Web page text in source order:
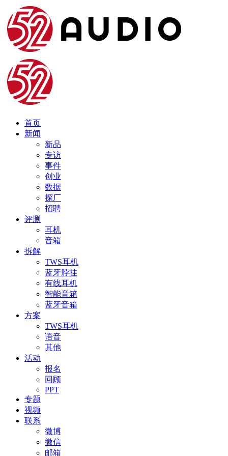
首页
新闻
新品
专访
事件
创业
数据
探厂
招聘
评测
耳机
音箱
拆解
TWS耳机
蓝牙脖挂
有线耳机
智能音箱
蓝牙音箱
方案
TWS耳机
语音
其他
活动
报名
回顾
PPT
专题
视频
联系
微博
微信
邮箱